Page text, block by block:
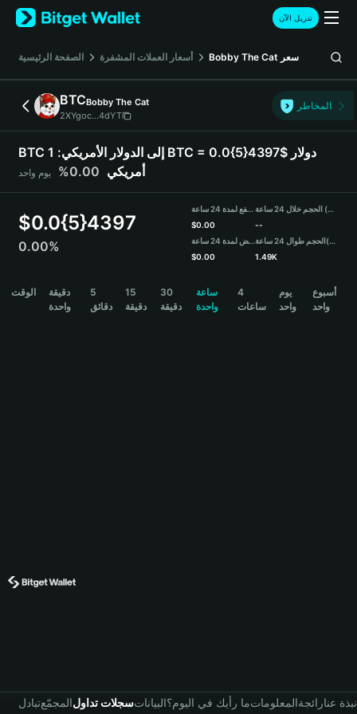
English
日本語
Русский
Español (Latinoamérica)
Türkçe
Deutsch
简体中文
Português (Portugal)
Bahasa Indonesia
বাংলা
تنزيل الآن
الصفحة الرئيسية أسعار العملات المشفرة Bobby The Cat سعر
BTCBobby The Cat
2XYgoc...4dYT
المخاطر
BTC إلى الدولار الأمريكي: 1 BTC = 0.0{5}4397$ دولار
أمريكي 0.00% يوم واحد
$0.0{5}4397
0.00%
مرتفع لمدة 24 ساعة
$0.00
منخفض لمدة 24 ساعة
$0.00
الحجم خلال 24 ساعة (BTC)
--
الحجم طوال 24 ساعة(USDT)
1.49K
الوقت
دقيقة
واحدة
5
دقائق
15
دقيقة
30
دقيقة
ساعة
واحدة
4
ساعات
يوم
واحد
أسبوع
واحد
تبادلالمجمّعسجلات تداولالبياناتما رأيك في اليوم؟المعلوماترائجةنبذة عنا